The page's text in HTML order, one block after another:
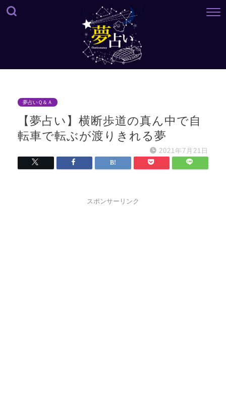
夢占いＱ＆Ａ
【夢占い】横断歩道の真ん中で自
転車で転ぶが渡りきれる夢
2021年7月21日
スポンサーリンク